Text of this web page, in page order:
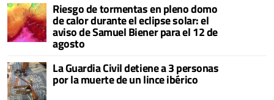
Riesgo de tormentas en pleno domo
de calor durante el eclipse solar: el
aviso de Samuel Biener para el 12 de
agosto
La Guardia Civil detiene a 3 personas
por la muerte de un lince ibérico